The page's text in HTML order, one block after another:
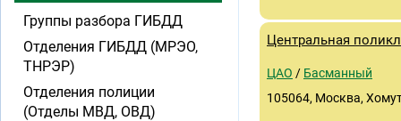
Центральная
ЦАО / Басманный
105064, Москва,
Группы разбора ГИБДД
Отделения ГИБДД (МРЭО,
ТНРЭР)
Отделения полиции
(Отделы МВД, ОВД)